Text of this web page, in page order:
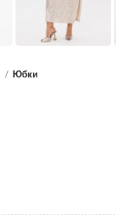
Юбки